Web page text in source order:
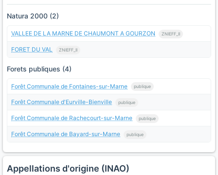
Natura 2000 (2)
VALLEE DE LA MARNE DE CHAUMONT A GOURZON ZNIEFF_II
FORET DU VAL ZNIEFF_II
Forets publiques (4)
Forêt Communale de Fontaines-sur-Marne publique
Forêt Communale d'Eurville-Bienville publique
Forêt Communale de Rachecourt-sur-Marne publique
Forêt Communale de Bayard-sur-Marne publique
Appellations d'origine (INAO)